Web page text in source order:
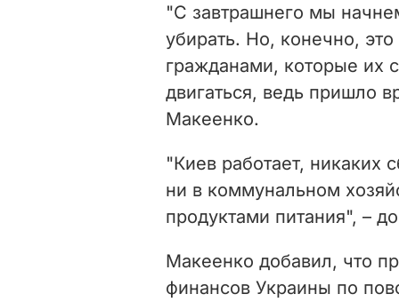
"С завтрашнего мы
убирать. Но, конечно,
гражданами, которые их
двигаться, ведь пришло
Макеенко.
"Киев работает, никаких
ни в коммунальном
продуктами питания", –
Макеенко добавил, что
финансов Украины по